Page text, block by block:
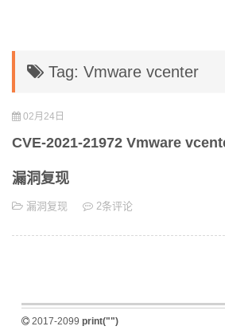
Tag: Vmware vcenter
02月24日
CVE-2021-21972 Vmware
漏洞复现
漏洞复现 2条评论
2017-2099 print("")